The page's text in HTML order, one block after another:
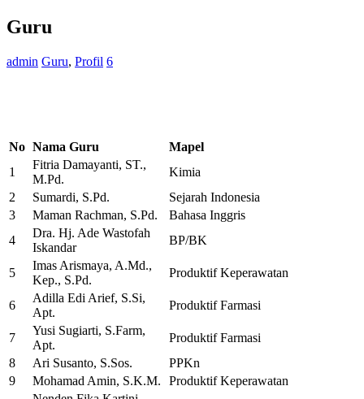
Guru
admin Guru, Profil 6
No Nama Guru
Mapel
1
Fitria Damayanti, ST.,
M.Pd.
Kimia
2
Sumardi, S.Pd.
Sejarah Indonesia
3
Maman Rachman, S.Pd.
Bahasa Inggris
4
Dra. Hj. Ade Wastofah
Iskandar
BP/BK
5
Imas Arismaya, A.Md.,
Kep., S.Pd.
Produktif Keperawatan
6
Adilla Edi Arief, S.Si,
Apt.
Produktif Farmasi
7
Yusi Sugiarti, S.Farm,
Apt.
Produktif Farmasi
8
Ari Susanto, S.Sos.
PPKn
9
Mohamad Amin, S.K.M.
Produktif Keperawatan